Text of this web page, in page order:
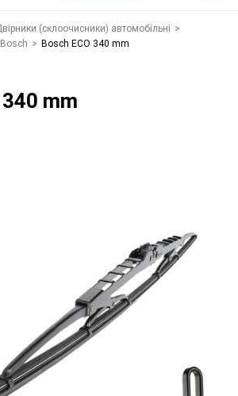
(склоочисники) автомобільні >
> Bosch ECO 340 mm
mm